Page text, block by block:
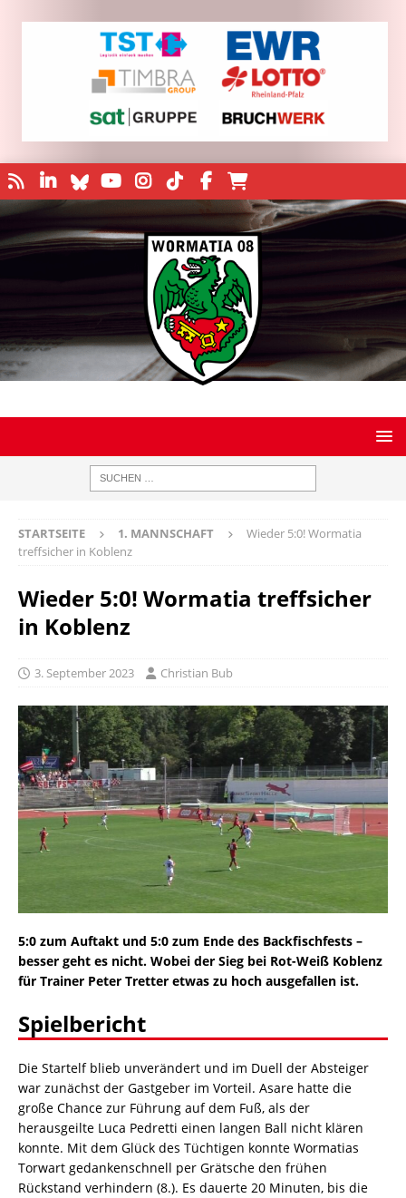
STARTSEITE 1. MANNSCHAFT
Wieder 5:0! Wormatia
treffsicher in Koblenz
Wieder 5:0! Wormatia treffsicher
in Koblenz
3. September 2023 Christian Bub
5:0 zum Auftakt und 5:0 zum Ende des Backfischfests –
besser geht es nicht. Wobei der Sieg bei Rot-Weiß Koblenz
für Trainer Peter Tretter etwas zu hoch ausgefallen ist.
Spielbericht
Die Startelf blieb unverändert und im Duell der Absteiger
war zunächst der Gastgeber im Vorteil. Asare hatte die
große Chance zur Führung auf dem Fuß, als der
herausgeilte Luca Pedretti einen langen Ball nicht klären
konnte. Mit dem Glück des Tüchtigen konnte Wormatias
Torwart gedankenschnell per Grätsche den frühen
Rückstand verhindern (8.). Es dauerte 20 Minuten, bis die